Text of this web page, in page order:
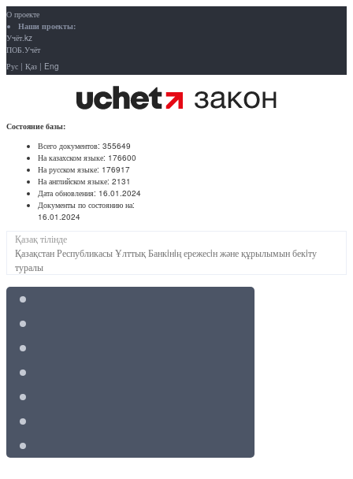
О проекте
Наши проекты:
Учёт.kz
ПОБ.Учёт
Рус | Қаз | Eng
Состояние базы:
Всего документов: 355649
На казахском языке: 176600
На русском языке: 176917
На английском языке: 2131
Дата обновления: 16.01.2024
Документы по состоянию на:
16.01.2024
Қазақ тілінде
Қазақстан Республикасы Ұлттық Банкiнiң ережесiн және құрылымын бекiту
туралы